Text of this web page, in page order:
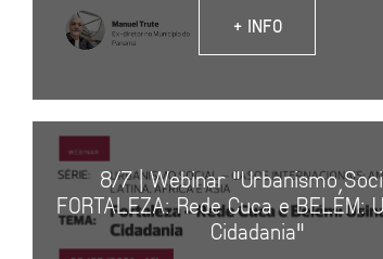
+ INFO
8/7 | Webinar "Urbanismo
FORTALEZA: Rede Cuca e BELÉM:
Cidadania"